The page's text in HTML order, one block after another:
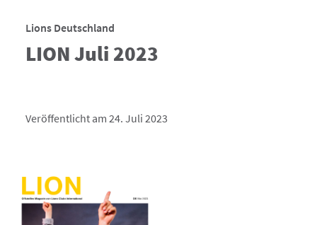
Lions Deutschland
LION Juli 2023
Veröffentlicht am 24. Juli 2023